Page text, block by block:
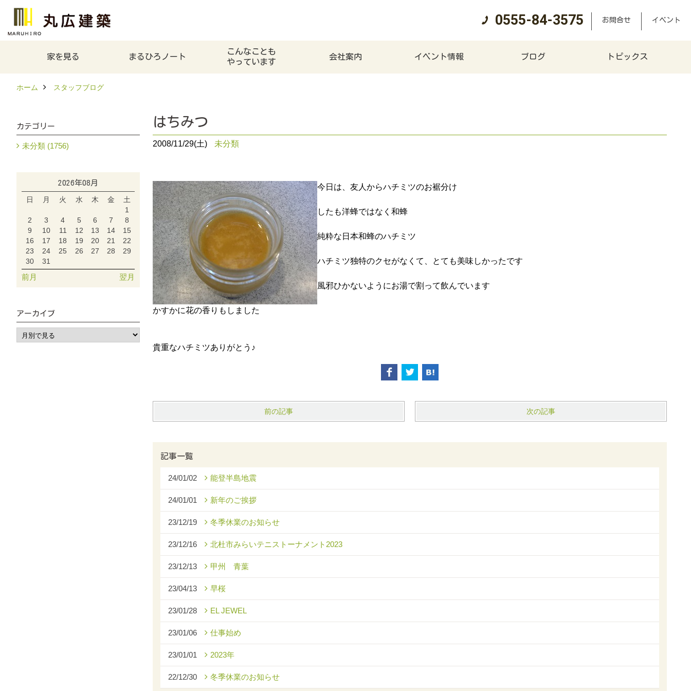
0555-84-3575 お問合せ イベント
家を見る まるひろノート
こんなことも
やっています
会社案内 イベント情報 ブログ トピックス
ホーム スタッフブログ
はちみつ
2008/11/29(土) 未分類
今日は、友人からハチミツのお裾分け
したも洋蜂ではなく和蜂
純粋な日本和蜂のハチミツ
ハチミツ独特のクセがなくて、とても美味しかったです
風邪ひかないようにお湯で割って飲んでいます
かすかに花の香りもしました
貴重なハチミツありがとう♪
前の記事 次の記事
記事一覧
24/01/02 能登半島地震
24/01/01 新年のご挨拶
23/12/19 冬季休業のお知らせ
23/12/16 北杜市みらいテニストーナメント2023
23/12/13 甲州 青葉
23/04/13 早桜
23/01/28 EL JEWEL
23/01/06 仕事始め
23/01/01 2023年
22/12/30 冬季休業のお知らせ
カテゴリー
未分類 (1756)
2026年08月
日 月 火 水 木 金
土
1
2
3 4 5 6 7
8
9
10 11 12 13 14
15
16
17 18 19 20 21
22
23
24 25 26 27 28
29
30
31
前月 翌月
アーカイブ